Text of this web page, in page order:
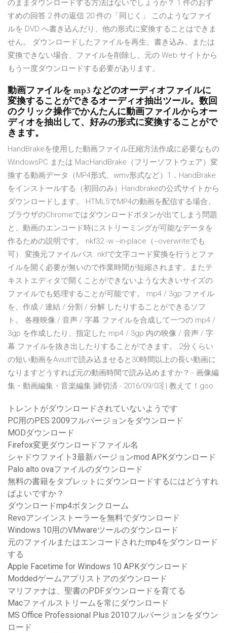
のままダウンロードする方法はないでしょうか？ 1 件のおす
すめの回答 2 件の返信 20 件の「同じく」 このようなファイ
ルを DVD へ書き込んだり、他の形式に変換することはできま
せん。 ダウンロードしたファイルを再生、書き込み、または
変換できない場合、ファイルを削除し、元の Web サイトから
もう一度ダウンロードする必要があります。
動画ファイルを mp3 などのオーディオファイルに
変換することができるオーディオ抽出ツール。数回
のクリック操作でかんたんに動画ファイルからオー
ディオを抽出して、好みの形式に変換することがで
きます。
HandBrakeを使用した動画ファイル圧縮方法作成に必要なもの
WindowsPC または MacHandBrake（フリーソフトウェア）変
換する動画データ（MP4形式、wmv形式など）1．HandBrake
をインストールする（初回のみ）Handbrakeの公式サイトから
ダウンロードします。 HTML5でMP4の動画を配信する場合、
ブラウザのChromeではダウンロードボタンが出てしまう問題
と、動画のエンコード時にストリーミングが可能なデータを
作るための説明です。 nkf32 -w --in-place（--overwriteでも
可） 変換元ファイルパス. nkfで文字コード変換を行うとファ
イルを開く必要が無いので作業時間が短縮されます。またテ
キストエディタで開くことができないような大きいサイズの
ファイルでも処理することが可能です。 mp4 / 3gp ファイル
を、作成 / 連結 / 分割 / 分解 したりすることができるソフ
ト。 各種映像 / 音声 / 字幕 ファイルを合成して一つの mp4 /
3gp を作成したり、指定した mp4 / 3gp 内の映像 / 音声 / 字
幕 ファイルを抜き出したりすることができます。 2分くらい
の短い動画をAviutlで読み込ませると30時間以上の長い動画に
なりますどうすれば元の動画時間で読み込めますか？ - 画像編
集・動画編集・音楽編集 [締切済 - 2016/09/03] | 教えて！goo
トレントがダウンロードされていないようです
PC用のPES 2009フルバージョンをダウンロード
MODダウンロード
Firefox変更ダウンロードファイル名
シャドウファイト3最新バージョンmod APKダウンロード
Palo alto ovaファイルのダウンロード
無料の書籍をタブレットにダウンロードするにはどうすれ
ばよいですか？
ダウンロードmp4ボタンクローム
Revoアンインストーラーを無料でダウンロード
Windows 10用のVMwareツールのダウンロード
元のファイルまたはエンコードされたmp4をダウンロード
する
Apple Facetime for Windows 10 APKダウンロード
Moddedゲームアプリストアのダウンロード
マリファナは、聖書のPDFダウンロードを育てる
Macファイルストリームを常にダウンロード
MS Office Professional Plus 2010フルバージョンをダウン
ロード